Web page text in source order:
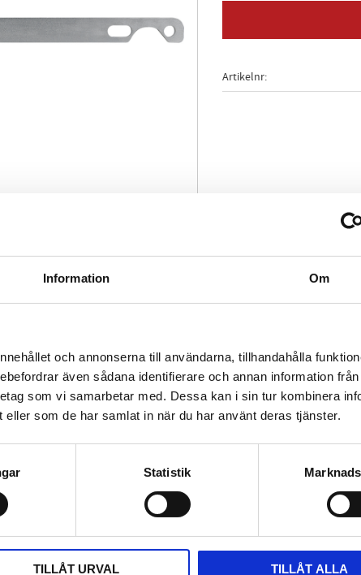
Information Om
och annonserna till användarna, tillhandahålla
även sådana identifierare och annan information
som vi samarbetar med. Dessa kan i sin tur kombinera
som de har samlat in när du har använt deras tjänster.
Statistik
TILLÅT URVAL TILLÅT ALLA
Artikelnr
M10, M20, M21, M30, M50, M51, M52, M52TU, M54, M56,